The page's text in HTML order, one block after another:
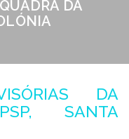
DA
DA
SANTA